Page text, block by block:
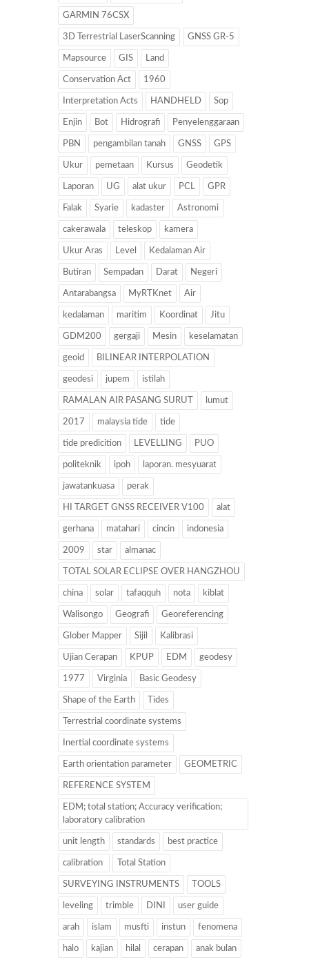
GARMIN 76CSX
3D Terrestrial LaserScanning GNSS GR-5
Mapsource GIS Land
Conservation Act 1960
Interpretation Acts HANDHELD Sop
Enjin Bot Hidrografi Penyelenggaraan
PBN pengambilan tanah GNSS GPS
Ukur pemetaan Kursus Geodetik
Laporan UG alat ukur PCL GPR
Falak Syarie kadaster Astronomi
cakerawala teleskop kamera
Ukur Aras Level Kedalaman Air
Butiran Sempadan Darat Negeri
Antarabangsa MyRTKnet Air
kedalaman maritim Koordinat Jitu
GDM200 gergaji Mesin keselamatan
geoid BILINEAR INTERPOLATION
geodesi jupem istilah
RAMALAN AIR PASANG SURUT lumut
2017 malaysia tide tide
tide predicition LEVELLING PUO
politeknik ipoh laporan. mesyuarat
jawatankuasa perak
HI TARGET GNSS RECEIVER V100 alat
gerhana matahari cincin indonesia
2009 star almanac
TOTAL SOLAR ECLIPSE OVER HANGZHOU
china solar tafaqquh nota kiblat
Walisongo Geografi Georeferencing
Glober Mapper Sijil Kalibrasi
Ujian Cerapan KPUP EDM geodesy
1977 Virginia Basic Geodesy
Shape of the Earth Tides
Terrestrial coordinate systems
Inertial coordinate systems
Earth orientation parameter GEOMETRIC
REFERENCE SYSTEM
EDM; total station; Accuracy verification;
laboratory calibration
unit length standards best practice
calibration Total Station
SURVEYING INSTRUMENTS TOOLS
leveling trimble DINI user guide
arah islam musfti instun fenomena
halo kajian hilal cerapan anak bulan